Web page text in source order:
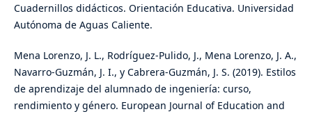
Cuadernillos didácticos. Orientación Educativa. Universidad
Autónoma de Aguas Caliente.
Mena Lorenzo, J. L., Rodríguez-Pulido, J., Mena Lorenzo, J. A.,
Navarro-Guzmán, J. I., y Cabrera-Guzmán, J. S. (2019). Estilos
de aprendizaje del alumnado de ingeniería: curso,
rendimiento y género. European Journal of Education and